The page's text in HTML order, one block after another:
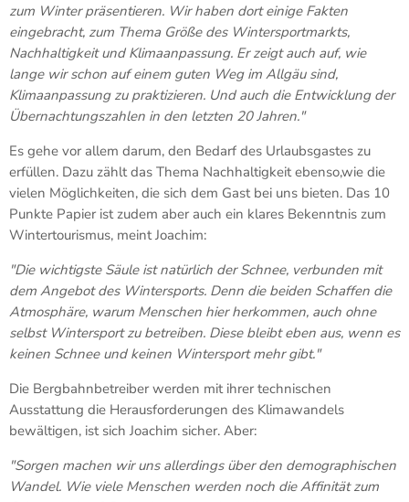
zum Winter präsentieren. Wir haben dort einige Fakten
eingebracht, zum Thema Größe des Wintersportmarkts,
Nachhaltigkeit und Klimaanpassung. Er zeigt auch auf, wie
lange wir schon auf einem guten Weg im Allgäu sind,
Klimaanpassung zu praktizieren. Und auch die Entwicklung der
Übernachtungszahlen in den letzten 20 Jahren."
Es gehe vor allem darum, den Bedarf des Urlaubsgastes zu
erfüllen. Dazu zählt das Thema Nachhaltigkeit ebenso,wie die
vielen Möglichkeiten, die sich dem Gast bei uns bieten. Das 10
Punkte Papier ist zudem aber auch ein klares Bekenntnis zum
Wintertourismus, meint Joachim:
"Die wichtigste Säule ist natürlich der Schnee, verbunden mit
dem Angebot des Wintersports. Denn die beiden Schaffen die
Atmosphäre, warum Menschen hier herkommen, auch ohne
selbst Wintersport zu betreiben. Diese bleibt eben aus, wenn es
keinen Schnee und keinen Wintersport mehr gibt."
Die Bergbahnbetreiber werden mit ihrer technischen
Ausstattung die Herausforderungen des Klimawandels
bewältigen, ist sich Joachim sicher. Aber:
"Sorgen machen wir uns allerdings über den demographischen
Wandel. Wie viele Menschen werden noch die Affinität zum